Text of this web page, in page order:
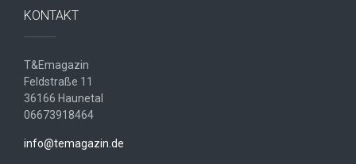
KONTAKT
T&Emagazin
Feldstraße 11
36166 Haunetal
06673918464
info@temagazin.de